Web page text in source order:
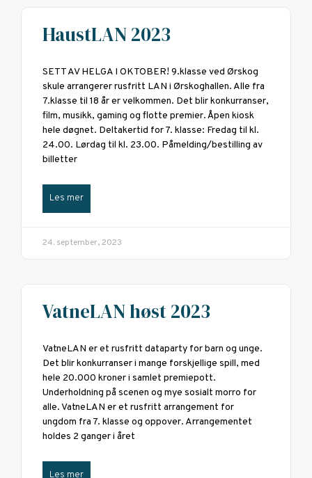
HaustLAN 2023
SETT AV HELGA I OKTOBER! 9.klasse ved Ørskog
skule arrangerer rusfritt LAN i Ørskoghallen. Alle fra
7.klasse til 18 år er velkommen. Det blir konkurranser,
film, musikk, gaming og flotte premier. Åpen kiosk
hele døgnet. Deltakertid for 7. klasse: Fredag til kl.
24.00. Lørdag til kl. 23.00. Påmelding/bestilling av
billetter
Les mer
24. september, 2023
VatneLAN høst 2023
VatneLAN er et rusfritt dataparty for barn og unge.
Det blir konkurranser i mange forskjellige spill, med
hele 20.000 kroner i samlet premiepott.
Underholdning på scenen og mye sosialt morro for
alle. VatneLAN er et rusfritt arrangement for
ungdom fra 7. klasse og oppover. Arrangementet
holdes 2 ganger i året
Les mer